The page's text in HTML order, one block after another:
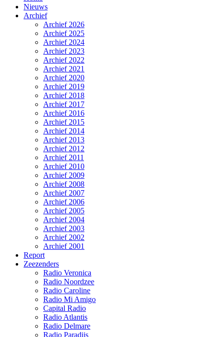
Nieuws
Archief
Archief 2026
Archief 2025
Archief 2024
Archief 2023
Archief 2022
Archief 2021
Archief 2020
Archief 2019
Archief 2018
Archief 2017
Archief 2016
Archief 2015
Archief 2014
Archief 2013
Archief 2012
Archief 2011
Archief 2010
Archief 2009
Archief 2008
Archief 2007
Archief 2006
Archief 2005
Archief 2004
Archief 2003
Archief 2002
Archief 2001
Report
Zeezenders
Radio Veronica
Radio Noordzee
Radio Caroline
Radio Mi Amigo
Capital Radio
Radio Atlantis
Radio Delmare
Radio Paradijs